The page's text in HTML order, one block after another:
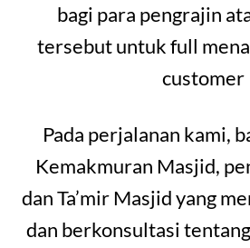
bagi para pengrajin
tersebut untuk full
customer
Pada perjalanan kami,
Kemakmuran Masjid,
dan Ta’mir Masjid yang
dan berkonsultasi